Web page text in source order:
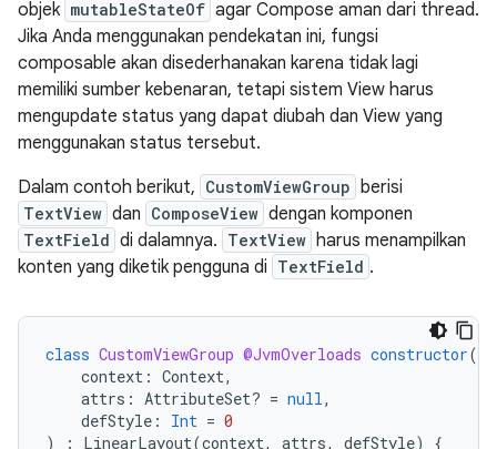
objek mutableStateOf agar Compose aman dari thread.
Jika Anda menggunakan pendekatan ini, fungsi
composable akan disederhanakan karena tidak lagi
memiliki sumber kebenaran, tetapi sistem View harus
mengupdate status yang dapat diubah dan View yang
menggunakan status tersebut.
Dalam contoh berikut, CustomViewGroup berisi
TextView dan ComposeView dengan komponen
TextField di dalamnya. TextView harus menampilkan
konten yang diketik pengguna di TextField .
class CustomViewGroup @JvmOverloads constructor(
context : Context,
attrs : AttributeSet? = null,
defStyle : Int = 0
)
: LinearLayout(context, attrs, defStyle) {